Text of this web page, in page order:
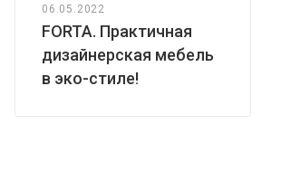
06.05.2022
FORTA. Практичная
дизайнерская мебель
в эко-стиле!